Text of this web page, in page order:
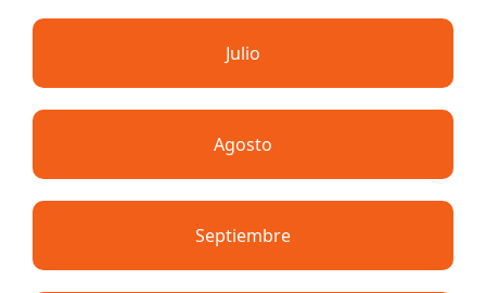
Julio
Agosto
Septiembre